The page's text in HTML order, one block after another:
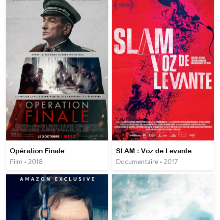
Opération Finale
Film • 2018
SLAM : Voz de Levante
Documentaire • 2017